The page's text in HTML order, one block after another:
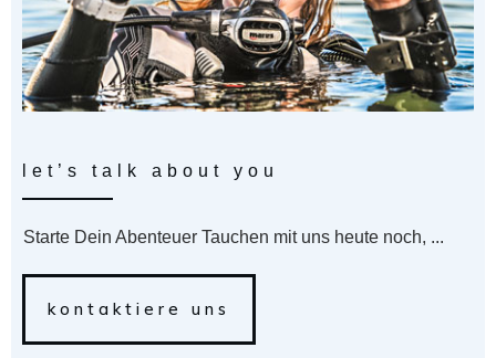
let’s talk about you
Starte Dein Abenteuer Tauchen mit uns heute noch, ...
kontaktiere uns